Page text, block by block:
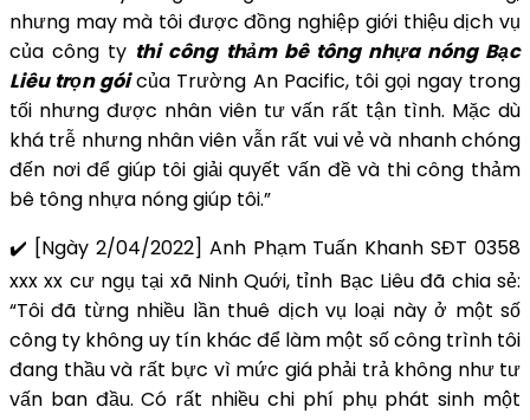
nhưng may mà tôi được đồng nghiệp giới thiệu dịch vụ
của công ty thi công thảm bê tông nhựa nóng Bạc
Liêu trọn góicủa Trường An Pacific, tôi gọi ngay trong
tối nhưng được nhân viên tư vấn rất tận tình. Mặc dù
khá trễ nhưng nhân viên vẫn rất vui vẻ và nhanh chóng
đến nơi để giúp tôi giải quyết vấn đề và thi công thảm
bê tông nhựa nóng giúp tôi.”
✔️ [Ngày 2/04/2022] Anh Phạm Tuấn Khanh SĐT 0358
xxx xx cư ngụ tại xã Ninh Quới, tỉnh Bạc Liêu đã chia sẻ:
“Tôi đã từng nhiều lần thuê dịch vụ loại này ở một số
công ty không uy tín khác để làm một số công trình tôi
đang thầu và rất bực vì mức giá phải trả không như tư
vấn ban đầu. Có rất nhiều chi phí phụ phát sinh một